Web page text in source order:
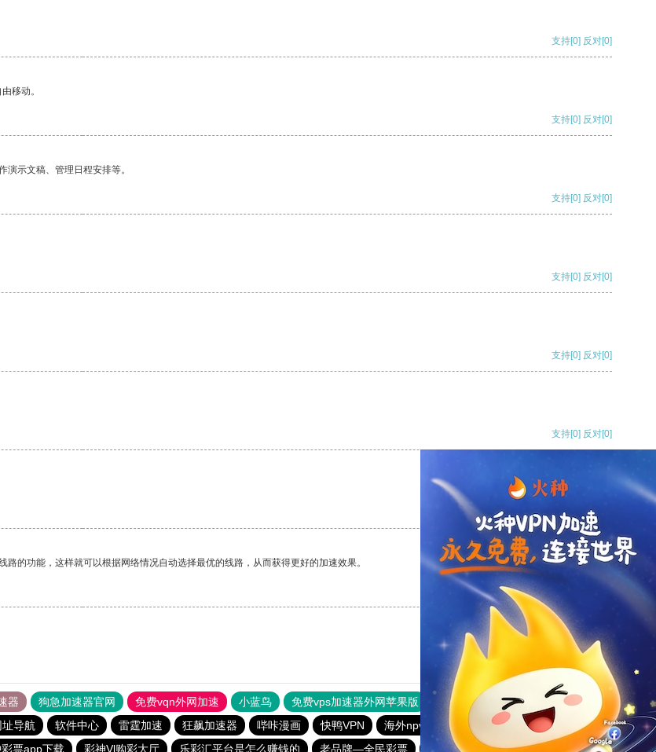
支持[0] 反对[0]
移动。
支持[0] 反对[0]
示文稿、管理日程安排等。
支持[0] 反对[0]
支持[0] 反对[0]
支持[0] 反对[0]
支持[0] 反对[0]
支持 反对
的功能，这样就可以根据网络情况自动选择最优的线路，从而获得更好的加速效果。
[0]
器 狗急加速器官网 免费vqn外网加速 小蓝鸟 免费vps加速器外网苹果版 旋风加速度器
快连加速器
导航 软件中心 雷霆加速 狂飙加速器 哔咔漫画 快鸭VPN 海外npv加速器官网
6f彩票welcome
票app下载 彩神Vl购彩大厅 乐彩汇平台是怎么赚钱的 老品牌—全民彩票 全民彩票官网app下载安装